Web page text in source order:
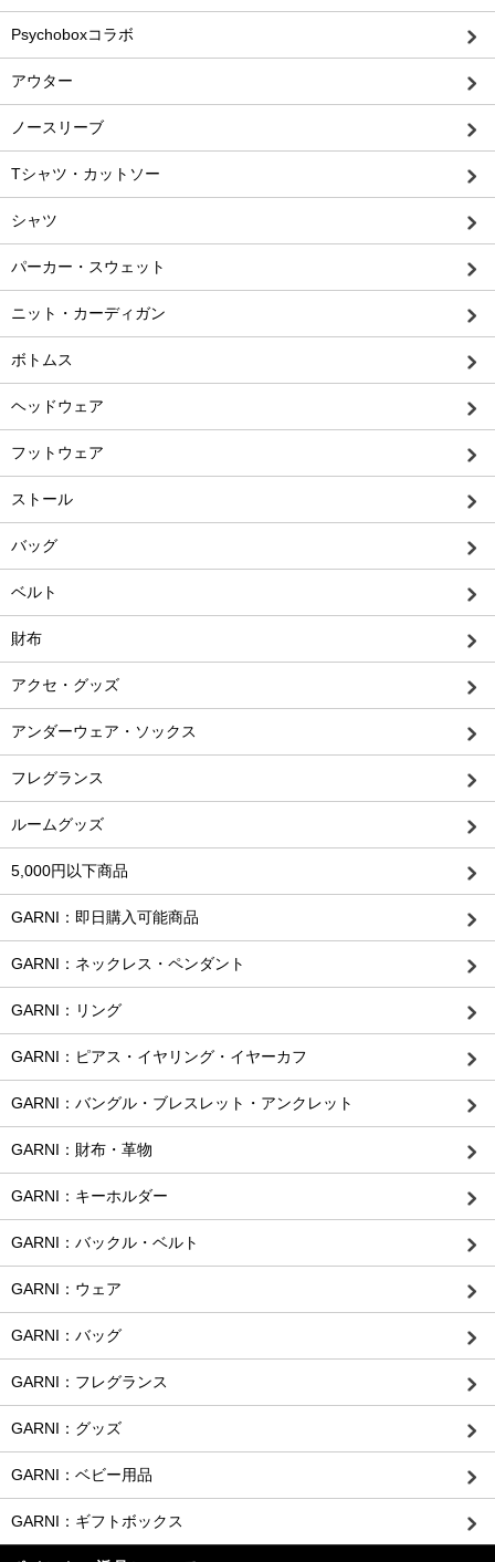
Psychoboxコラボ
アウター
ノースリーブ
Tシャツ・カットソー
シャツ
パーカー・スウェット
ニット・カーディガン
ボトムス
ヘッドウェア
フットウェア
ストール
バッグ
ベルト
財布
アクセ・グッズ
アンダーウェア・ソックス
フレグランス
ルームグッズ
5,000円以下商品
GARNI：即日購入可能商品
GARNI：ネックレス・ペンダント
GARNI：リング
GARNI：ピアス・イヤリング・イヤーカフ
GARNI：バングル・ブレスレット・アンクレット
GARNI：財布・革物
GARNI：キーホルダー
GARNI：バックル・ベルト
GARNI：ウェア
GARNI：バッグ
GARNI：フレグランス
GARNI：グッズ
GARNI：ベビー用品
GARNI：ギフトボックス